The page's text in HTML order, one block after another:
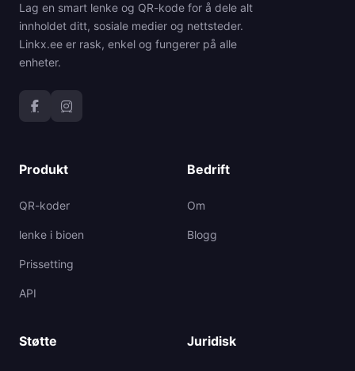
Lag en smart lenke og QR-kode for å dele alt
innholdet ditt, sosiale medier og nettsteder.
Linkx.ee er rask, enkel og fungerer på alle
enheter.
Produkt
QR-koder
lenke i bioen
Prissetting
API
Bedrift
Om
Blogg
Støtte Juridisk